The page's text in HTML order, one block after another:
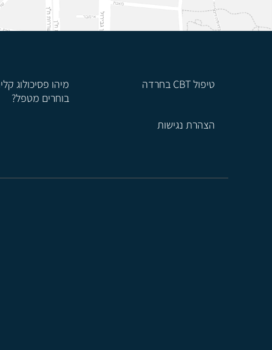
טיפול CBT בחרדה
מיהו פסיכולוג
בוחרים מטפל?
הצהרת נגישות